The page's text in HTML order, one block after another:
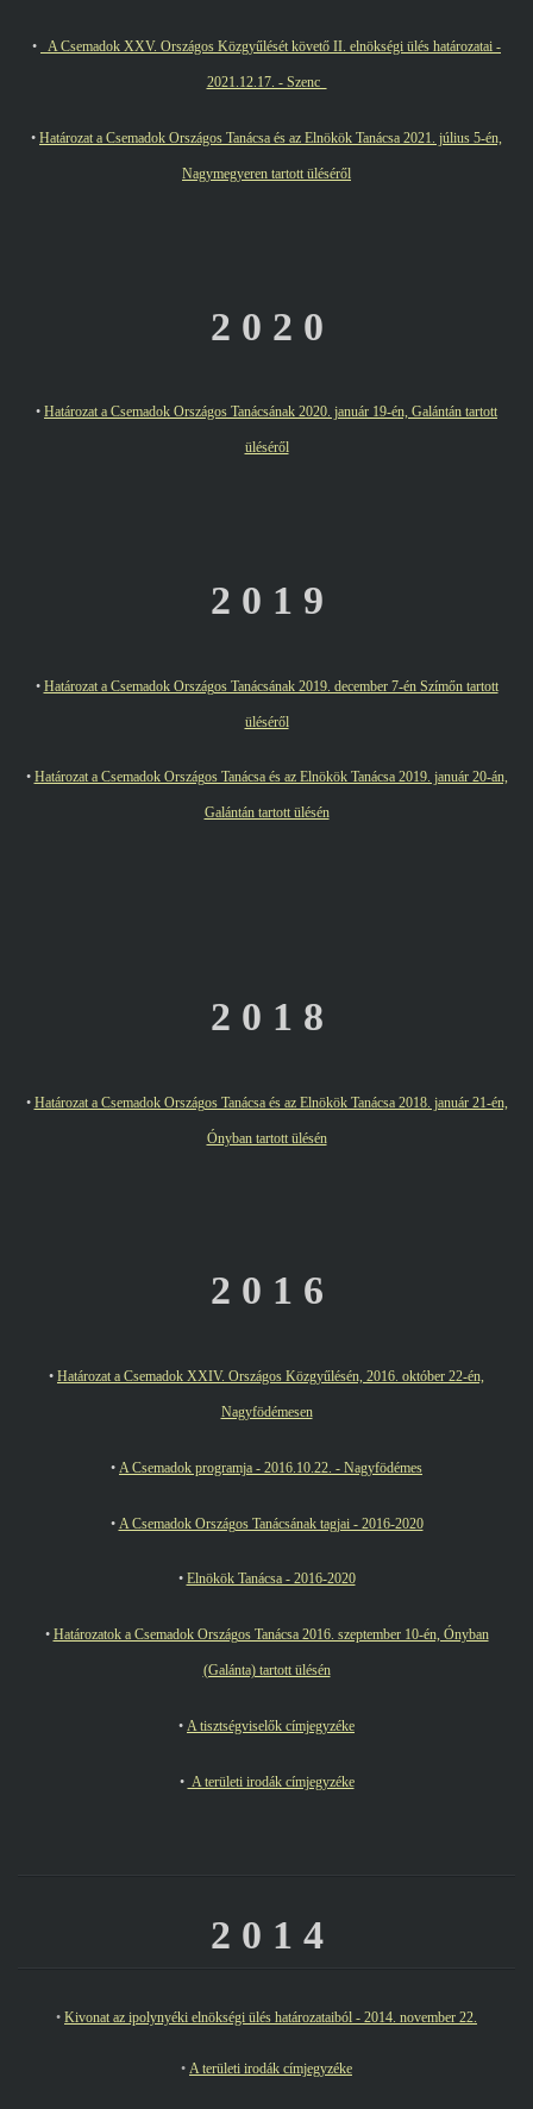
• A Csemadok XXV. Országos Közgyűlését követő II. elnökségi ülés határozatai -
2021.12.17. - Szenc
• Határozat a Csemadok Országos Tanácsa és az Elnökök Tanácsa 2021. július 5-én,
Nagymegyeren tartott üléséről
2 0 2 0
• Határozat a Csemadok Országos Tanácsának 2020. január 19-én, Galántán tartott
üléséről
2 0 1 9
• Határozat a Csemadok Országos Tanácsának 2019. december 7-én Szímőn tartott
üléséről
• Határozat a Csemadok Országos Tanácsa és az Elnökök Tanácsa 2019. január 20-án,
Galántán tartott ülésén
2 0 1 8
• Határozat a Csemadok Országos Tanácsa és az Elnökök Tanácsa 2018. január 21-én,
Ónyban tartott ülésén
2 0 1 6
• Határozat a Csemadok XXIV. Országos Közgyűlésén, 2016. október 22-én,
Nagyfödémesen
• A Csemadok programja - 2016.10.22. - Nagyfödémes
• A Csemadok Országos Tanácsának tagjai - 2016-2020
• Elnökök Tanácsa - 2016-2020
• Határozatok a Csemadok Országos Tanácsa 2016. szeptember 10-én, Ónyban
(Galánta) tartott ülésén
• A tisztségviselők címjegyzéke
• A területi irodák címjegyzéke
2 0 1 4
• Kivonat az ipolynyéki elnökségi ülés határozataiból - 2014. november 22.
• A területi irodák címjegyzéke